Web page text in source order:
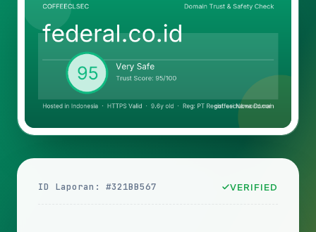
ID Laporan: #321BB567 VERIFIED